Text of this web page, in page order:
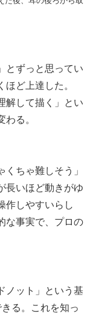
とずっと思ってい
ど上達した。
解して描く」とい
る。
ちゃ難しそう」
長いほど動きがゆ
作しやすいらし
な事実で、プロの
ノット」という基
る。これを知っ